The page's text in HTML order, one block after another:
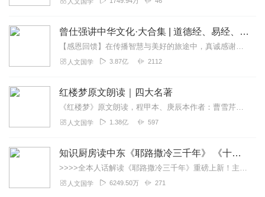
船长麦嘉文_优一剧社
生的欢乐和痛苦，抒发人生的感慨和志向，无论是高歌还是
悲泣，都是为了显示对人生的一种真挚追求。春暖花开，夏
日灿烂，秋凉如水，冬月无边，无不是人生百味。主播精心
2023-05-17
崽崽_Lucky
播很有代入感!期待更新!
2023-05-17
曾仕强讲中华文化·大合集 | 道德经、易经、三国演义中的国学
【感恩回馈】在传播智慧与美好的旅途中，真诚感谢每一位伙伴的温暖陪伴与鼎力支持！欢迎曾仕强学堂粉丝听友们入群交流，更多新鲜玩法和福利活动等你！添加微信：zengf...
人文国学 3.87亿 2112
红楼梦原文朗读｜四大名著
《红楼梦》原文朗读，程甲本、庚辰本作者：曹雪芹，朗读：白云出岫、蓝色百合《红楼梦》程甲本和庚辰本是该书两大重要版本。程甲本由程伟元和高鹗于乾隆五十六年（1791...
人文国学 1.38亿 597
知识厨房读中东《耶路撒冷三千年》 《十字军的故事》《奥斯曼帝国与土耳其》人话解读 | 读懂巴以冲突、叙利亚
>>>>全本人话解读《耶路撒冷三千年》重磅上新！主讲人「知识厨房」全新解读，3次奔赴以色列，直击巴以冲突，他经历了什么？又会给我们带来什么？欢迎收听，参与抽奖！...
人文国学 6249.50万 271